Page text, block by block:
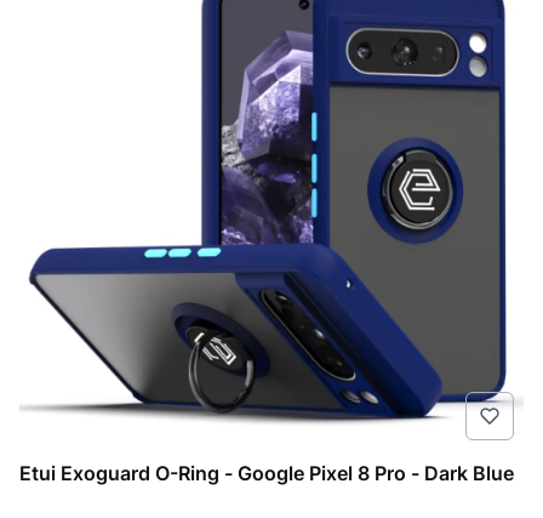
Etui Exoguard O-Ring - Google Pixel 8 Pro - Dark Blue